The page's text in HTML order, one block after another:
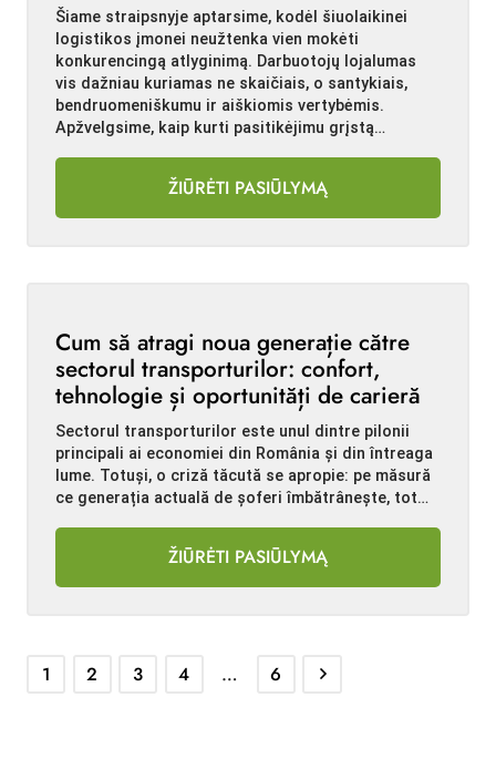
Šiame straipsnyje aptarsime, kodėl šiuolaikinei
logistikos įmonei neužtenka vien mokėti
konkurencingą atlyginimą. Darbuotojų lojalumas
vis dažniau kuriamas ne skaičiais, o santykiais,
bendruomeniškumu ir aiškiomis vertybėmis.
Apžvelgsime, kaip kurti pasitikėjimu grįstą…
ŽIŪRĖTI PASIŪLYMĄ
Cum să atragi noua generație către
sectorul transporturilor: confort,
tehnologie și oportunități de carieră
Sectorul transporturilor este unul dintre pilonii
principali ai economiei din România și din întreaga
lume. Totuși, o criză tăcută se apropie: pe măsură
ce generația actuală de șoferi îmbătrânește, tot…
ŽIŪRĖTI PASIŪLYMĄ
1 2 3 4 … 6